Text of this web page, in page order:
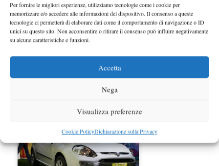
Per fornire le migliori esperienze, utilizziamo tecnologie come i cookie per
memorizzare e/o accedere alle informazioni del dispositivo. Il consenso a queste
tecnologie ci permetterà di elaborare dati come il comportamento di navigazione o ID
unici su questo sito. Non acconsentire o ritirare il consenso può influire negativamente
su alcune caratteristiche e funzioni.
Accetta
Nega
Visualizza preferenze
Cookie PolicyDichiarazione sulla Privacy
Fiat Panda Novitec